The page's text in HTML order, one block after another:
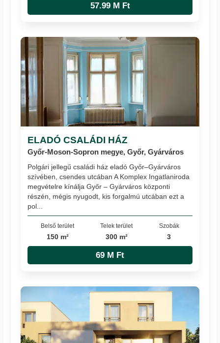
57.99 M Ft
ELADÓ CSALÁDI HÁZ
Győr-Moson-Sopron megye, Győr, Gyárváros
Polgári jellegű családi ház eladó Győr–Gyárváros
szívében, csendes utcában A Komplex Ingatlaniroda
megvételre kínálja Győr – Gyárváros központi
részén, mégis nyugodt, kis forgalmú utcában ezt a
pol...
Belső terület
150 m²
Telek terület
300 m²
Szobák
3
69 M Ft